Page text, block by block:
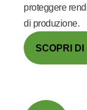
proteggere
di produzione.
SCOPRI DI